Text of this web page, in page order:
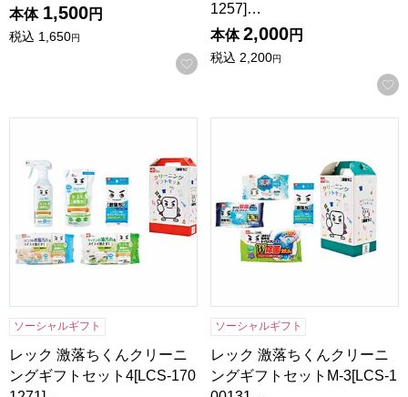
本体 1,500円
税込 1,650円
お気に入りに登録する
1257]…
本体 2,000円
税込 2,200円
ソーシャルギフト
レック 激落ちくんクリーニ
ングギフトセット4[LCS-170
ソーシャルギフト
レック 激落ちくんクリーニ
ングギフトセットM-3[LCS-1